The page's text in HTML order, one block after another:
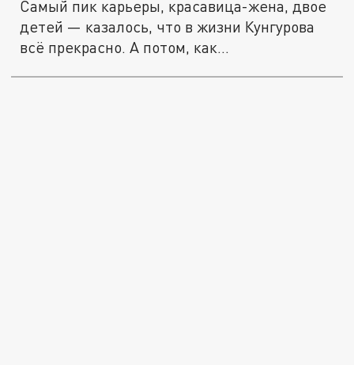
Самый пик карьеры, красавица-жена, двое
детей — казалось, что в жизни Кунгурова
всё прекрасно. А потом, как...